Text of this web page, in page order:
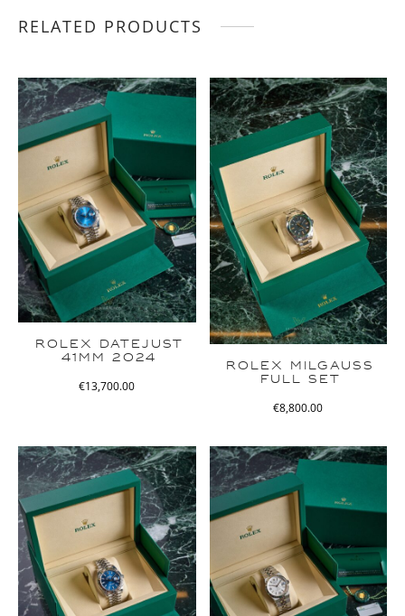
RELATED PRODUCTS
ROLEX DATEJUST
41MM 2024
€13,700.00
ROLEX MILGAUSS
FULL SET
€8,800.00